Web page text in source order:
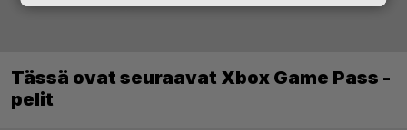
Tässä ovat seuraavat Xbox Game Pass -
pelit